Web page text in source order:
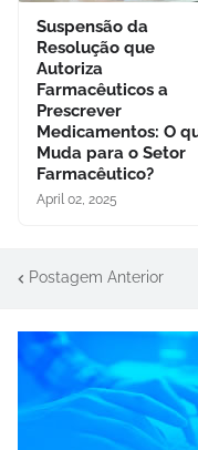
Suspensão da
Resolução que
Autoriza
Farmacêuticos a
Prescrever
Medicamentos: O
Muda para o Setor
Farmacêutico?
April 02, 2025
Postagem Anterior